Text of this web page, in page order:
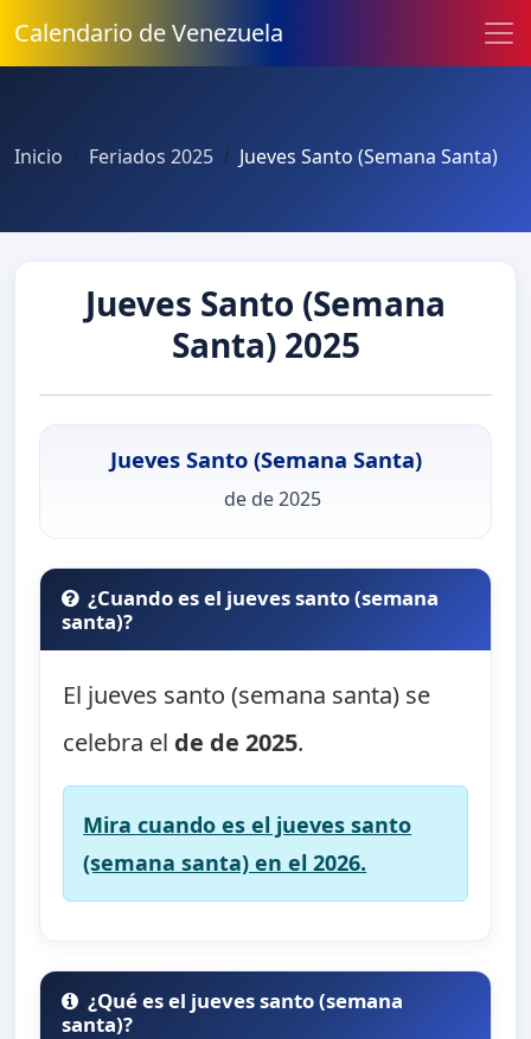
Calendario de Venezuela
Inicio Feriados 2025 Jueves Santo (Semana Santa)
Jueves Santo (Semana
Santa) 2025
Jueves Santo (Semana Santa)
de de 2025
¿Cuando es el jueves santo (semana
santa)?
El jueves santo (semana santa) se
celebra el de de 2025.
Mira cuando es el jueves santo
(semana santa) en el 2026.
¿Qué es el jueves santo (semana
santa)?